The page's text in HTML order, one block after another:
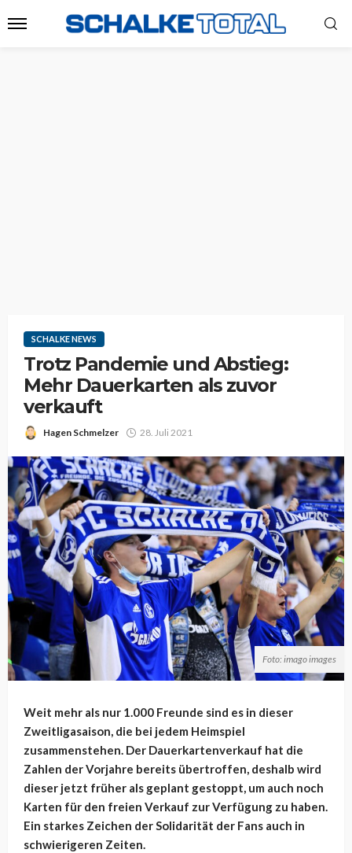
SCHALKE NEWS
Trotz Pandemie und Abstieg:
Mehr Dauerkarten als zuvor
verkauft
Hagen Schmelzer 28. Juli 2021
Foto: imago images
Weit mehr als nur 1.000 Freunde sind es in dieser
Zweitligasaison, die bei jedem Heimspiel
zusammenstehen. Der Dauerkartenverkauf hat die
Zahlen der Vorjahre bereits übertroffen, deshalb wird
dieser jetzt früher als geplant gestoppt, um auch noch
Karten für den freien Verkauf zur Verfügung zu haben.
Ein starkes Zeichen der Solidarität der Fans auch in
schwierigeren Zeiten.